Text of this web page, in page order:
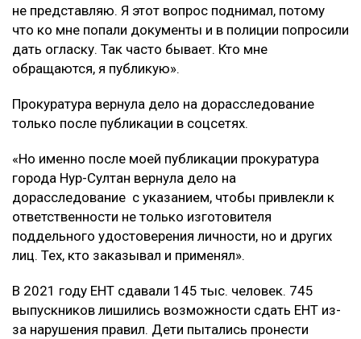
не представляю. Я этот вопрос поднимал, потому
что ко мне попали документы и в полиции попросили
дать огласку. Так часто бывает. Кто мне
обращаются, я публикую».
Прокуратура вернула дело на дорасследование
только после публикации в соцсетях.
«Но именно после моей публикации прокуратура
города Нур-Султан вернула дело на
дорасследование с указанием, чтобы привлекли к
ответственности не только изготовителя
поддельного удостоверения личности, но и других
лиц. Тех, кто заказывал и применял».
В 2021 году ЕНТ сдавали 145 тыс. человек. 745
выпускников лишились возможности сдать ЕНТ из-
за нарушения правил. Дети пытались пронести